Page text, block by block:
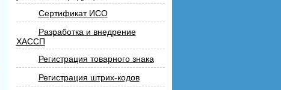
Сертификат ИСО
Разработка и внедрение
ХАССП
Регистрация товарного знака
Регистрация штрих-кодов